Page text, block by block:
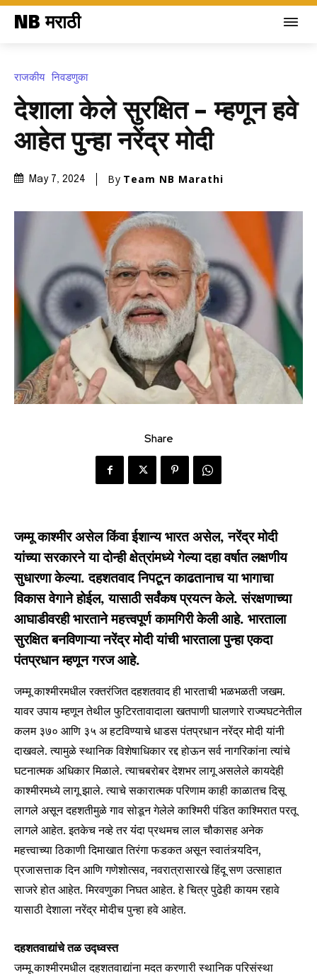
NB मराठी
राजकीय निवडणुका
देशाला केले सुरक्षित – म्हणून हवे
आहेत पुन्हा नरेंद्र मोदी
May 7, 2024 By Team NB Marathi
Share
जम्मू काश्मीर असेल किंवा ईशान्य भारत असेल, नरेंद्र मोदी
यांच्या सरकारने या दोन्ही क्षेत्रांमध्ये गेल्या दहा वर्षात लक्षणीय
सुधारणा केल्या. दहशतवाद निपटून काढतानाच या भागाचा
विकास वेगाने होईल, यासाठी सर्वंकष प्रयत्न केले. संरक्षणाच्या
आघाडीवरही भारताने महत्त्वपूर्ण कामगिरी केली आहे. भारताला
सुरक्षित बनविणाऱ्या नरेंद्र मोदी यांची भारताला पुन्हा एकदा
पंतप्रधान म्हणून गरज आहे.
जम्मू काश्मीरमधील रक्तरंजित दहशतवाद ही भारताची भळभळती जखम.
यावर उपाय म्हणून तेथील फुटिरतावादाला खतपाणी घालणारे राज्यघटनेतील
कलम ३७० आणि ३५ अ हटविण्याचे धाडस पंतप्रधान नरेंद्र मोदी यांनी
दाखवले. त्यामुळे स्थानिक विशेषाधिकार रद्द होऊन सर्व नागरिकांना त्यांचे
घटनात्मक अधिकार मिळाले. त्याचबरोबर देशभर लागू असलेले कायदेही
काश्मीरमध्ये लागू झाले. त्याचे सकारात्मक परिणाम काही काळातच दिसू
लागले असून दहशतीमुळे गाव सोडून गेलेले काश्मिरी पंडित काश्मिरात परतू
लागले आहेत. इतकेच नव्हे तर यंंदा प्रथमच लाल चौकासह अनेक
महत्त्वाच्या ठिकाणी दिमाखात तिरंगा फडकत असून स्वातंत्र्यदिन,
प्रजासत्ताक दिन आणि गणेशोत्सव, नवरात्रासारखे हिंदू सण उत्साहात
साजरे होत आहेत. मिरवणुका निघत आहेत. हे चित्र पुढेही कायम रहावे
यासाठी देशाला नरेंद्र मोदीच पुन्हा हवे आहेत.
दहशतवाद्यांचे तळ उद्ध्वस्त
जम्मू काश्मीरमधील दहशतवाद्यांना मदत करणारी स्थानिक परिसंस्था